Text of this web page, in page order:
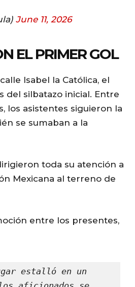
June 11, 2026
EL PRIMER GOL
Isabel la Católica, el
silbatazo inicial. Entre
los asistentes siguieron la
se sumaban a la
toda su atención a
Mexicana al terreno de
entre los presentes,
estalló en un